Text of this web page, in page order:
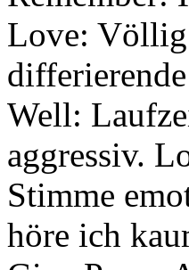
Love: Völlig
Well:
aggressiv.
Stimme
höre ich